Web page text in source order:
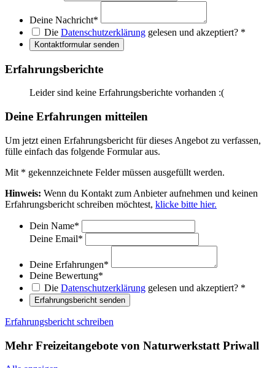
Deine Nachricht*
Die Datenschutzerklärung gelesen und akzeptiert? *
Kontaktformular senden
Erfahrungsberichte
Leider sind keine Erfahrungsberichte vorhanden :(
Deine Erfahrungen mitteilen
Um jetzt einen Erfahrungsbericht für dieses Angebot zu verfassen,
fülle einfach das folgende Formular aus.
Mit * gekennzeichnete Felder müssen ausgefüllt werden.
Hinweis: Wenn du Kontakt zum Anbieter aufnehmen und keinen
Erfahrungsbericht schreiben möchtest, klicke bitte hier.
Dein Name*
Deine Email*
Deine Erfahrungen*
Deine Bewertung*
Die Datenschutzerklärung gelesen und akzeptiert? *
Erfahrungsbericht senden
Erfahrungsbericht schreiben
Mehr Freizeitangebote von Naturwerkstatt Priwall